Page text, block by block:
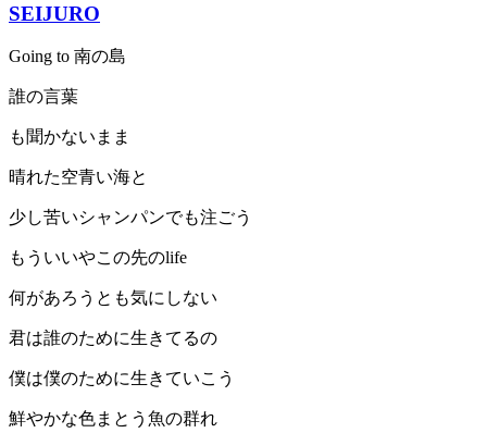
SEIJURO
Going to 南の島
誰の言葉
も聞かないまま
晴れた空青い海と
少し苦いシャンパンでも注ごう
もういいやこの先のlife
何があろうとも気にしない
君は誰のために生きてるの
僕は僕のために生きていこう
鮮やかな色まとう魚の群れ